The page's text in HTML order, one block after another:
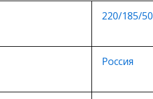
220/185/50
Россия